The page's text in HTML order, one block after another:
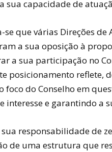
sua capacidade de
se que várias Direções de
a sua oposição à
a sua participação no
posicionamento
foco do Conselho em
interesse e garantindo a
sua responsabilidade de
de uma estrutura que